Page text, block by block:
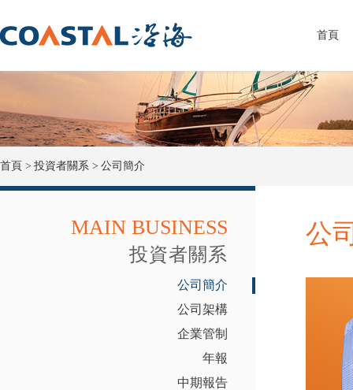
首頁
首頁 > 投資者關系 > 公司簡介
MAIN BUSINESS
投資者關系
公司簡介
公司架構
企業管制
年報
中期報告
公